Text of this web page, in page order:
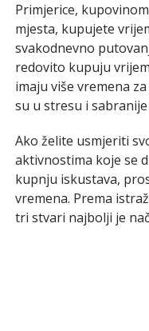
Primjerice,
mjesta, kupujete
svakodnevno
redovito kupuju
imaju više vremena
su u stresu i
Ako želite usmjeriti
aktivnostima koje se
kupnju iskustava,
vremena. Prema
tri stvari najbolji je